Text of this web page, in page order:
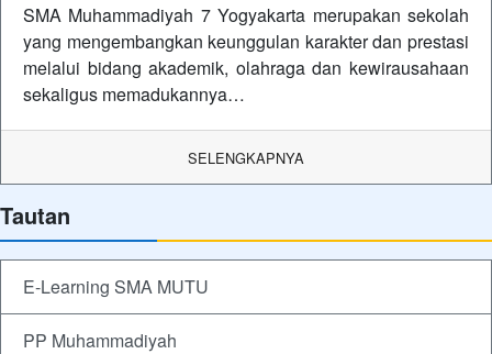
SMA Muhammadiyah 7 Yogyakarta merupakan sekolah
yang mengembangkan keunggulan karakter dan prestasi
melalui bidang akademik, olahraga dan kewirausahaan
sekaligus memadukannya…
SELENGKAPNYA
Tautan
E-Learning SMA MUTU
PP Muhammadiyah